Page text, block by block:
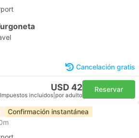
Cancelación gratis
USD 42
Impuestos incluidos por adulto
Reservar
Confirmación instantánea